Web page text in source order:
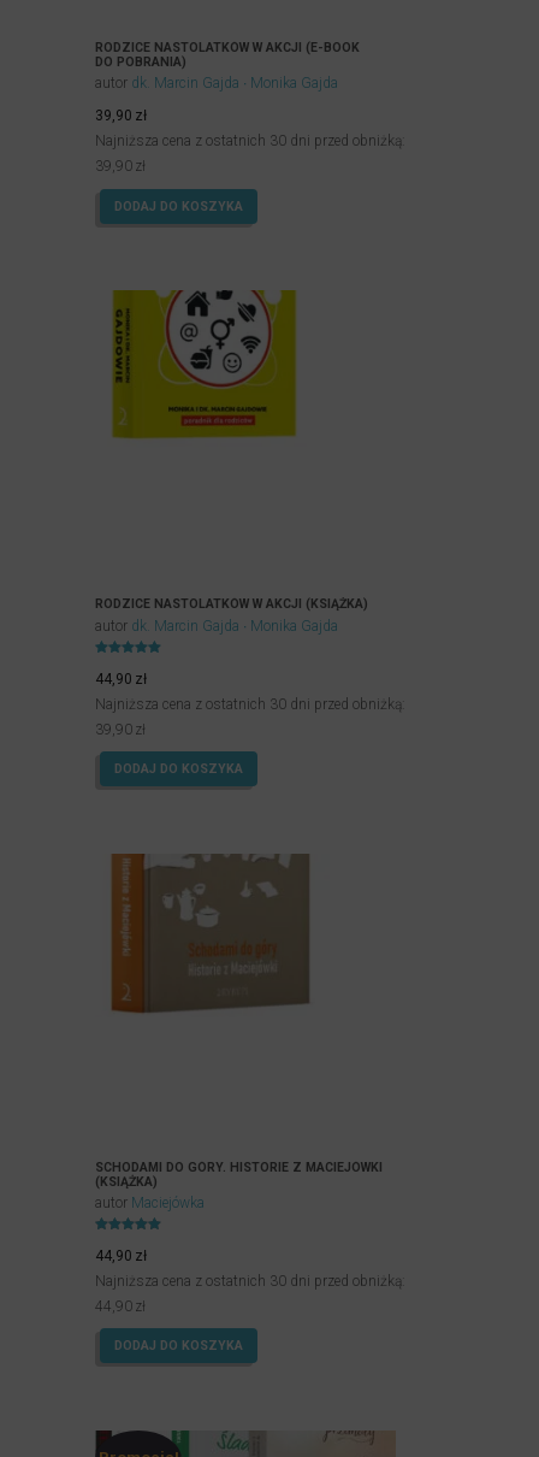
RODZICE NASTOLATKÓW W AKCJI (E-BOOK
DO POBRANIA)
autor dk. Marcin Gajda
Monika Gajda
39,90 zł
Najniższa cena z ostatnich 30 dni przed obniżką:
39,90 zł
DODAJ DO KOSZYKA
RODZICE NASTOLATKÓW W AKCJI (KSIĄŻKA)
autor dk. Marcin Gajda Monika Gajda
5.00
na 5.
44,90 zł
Najniższa cena z ostatnich 30 dni przed obniżką:
39,90 zł
DODAJ DO KOSZYKA
SCHODAMI DO GÓRY. HISTORIE Z MACIEJÓWKI
(KSIĄŻKA)
autor Maciejówka
5.00
na 5.
44,90 zł
Najniższa cena z ostatnich 30 dni przed obniżką:
44,90 zł
DODAJ DO KOSZYKA